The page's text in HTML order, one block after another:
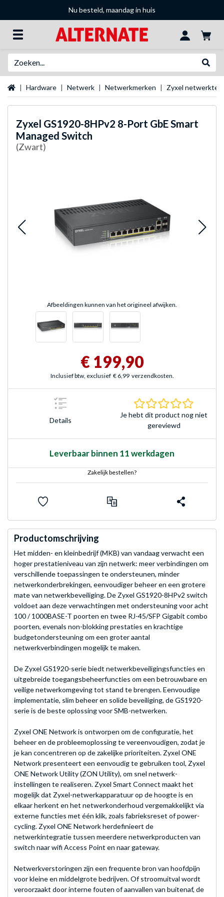
Nu besteld, maandag in huis
Startpagina
Hardware Netwerk Netwerkmerken Zyxel
Zyxel GS1920-8HPv2 8-Port GbE Smart
Managed Switch
(Zwart)
Afbeeldingen kunnen van het origineel afwijken.
€ 199,90
Inclusief btw, exclusief € 6,99 verzendkosten.
Details
Je hebt dit product nog niet
gereviewd
Leverbaar binnen 11 werkdagen
Zakelijk bestellen?
Productomschrijving
Het midden- en kleinbedrijf (MKB) van vandaag verwacht een
hoger prestatieniveau van zijn netwerk: meer verbindingen om
verschillende toepassingen te ondersteunen, minder
netwerkonderbrekingen, eenvoudiger beheer en een grotere
mate van netwerkbeveiliging. De Zyxel GS1920-8HPv2 switch
voldoet aan deze verwachtingen met ondersteuning voor acht
100 / 1000BASE-T poorten en twee RJ-45/SFP Gigabit combo
poorten, evenals non-blokking prestaties en krachtige
budgetondersteuning om een groter aantal
netwerkverbindingen mogelijk te maken.
De Zyxel GS1920-serie biedt netwerkbeveiligingsfuncties en
uitgebreide toegangsbeheerfuncties om een betrouwbare en
veilige netwerkomgeving tot stand te brengen. Eenvoudige
implementatie, slim beheer en solide beveiliging, de GS1920-
serie is de beste oplossing voor SMB-netwerken.
Zyxel ONE Network is ontworpen om de configuratie, het
beheer en de probleemoplossing te vereenvoudigen, zodat je
je kan concentreren op de zakelijke prioriteiten. Zyxel ONE
Network presenteert een eenvoudig te gebruiken tool, Zyxel
ONE Network Utility (ZON Utility), om snel netwerk-
instellingen te realiseren. Zyxel Smart Connect maakt het
mogelijk dat Zyxel-netwerkapparatuur op de hoogte is en
elkaar herkent en het netwerkonderhoud vergemakkelijkt via
externe functies met één klik, zoals fabrieksreset of power-
cycling. Zyxel ONE Network herdefinieert de
netwerkintegratie tussen meerdere netwerkproducten van
switch naar wifi Access Point en naar gateway.
Netwerkverstoringen zijn een frequente bron van hoofdpijn
voor kleine en middelgrote bedrijven. Of stroomuitval wordt
veroorzaakt door interne fouten of aanvallen van buitenaf, de